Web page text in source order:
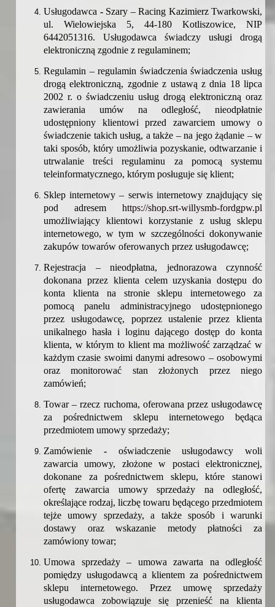
Usługodawca - Szary – Racing Kazimierz Twarkowski,
ul. Wielowiejska 5, 44-180 Kotliszowice, NIP
6442051316. Usługodawca świadczy usługi drogą
elektroniczną zgodnie z regulaminem;
Regulamin – regulamin świadczenia świadczenia usług
drogą elektroniczną, zgodnie z ustawą z dnia 18 lipca
2002 r. o świadczeniu usług drogą elektroniczną oraz
zawierania umów na odległość, nieodpłatnie
udostępniony klientowi przed zawarciem umowy o
świadczenie takich usług, a także – na jego żądanie – w
taki sposób, który umożliwia pozyskanie, odtwarzanie i
utrwalanie treści regulaminu za pomocą systemu
teleinformatycznego, którym posługuje się klient;
Sklep internetowy – serwis internetowy znajdujący się
pod adresem
https://shop.srt-willysmb-fordgpw.pl
umożliwiający klientowi korzystanie z usług sklepu
internetowego, w tym w szczególności dokonywanie
zakupów towarów oferowanych przez usługodawcę;
Rejestracja –
nieodpłatna, jednorazowa czynność
dokonana przez klienta celem uzyskania dostępu do
konta klienta na stronie sklepu internetowego za
pomocą panelu administracyjnego udostępnionego
przez usługodawcę, poprzez ustalenie przez klienta
unikalnego hasła i loginu dającego dostęp do konta
klienta, w którym to klient ma możliwość zarządzać w
każdym czasie swoimi danymi adresowo – osobowymi
oraz monitorować stan złożonych przez niego
zamówień;
Towar – rzecz ruchoma, oferowana przez usługodawcę
za pośrednictwem sklepu internetowego będąca
przedmiotem umowy sprzedaży;
Zamówienie -oświadczenie usługodawcy woli
zawarcia umowy, złożone w postaci elektronicznej,
dokonane za pośrednictwem sklepu, które stanowi
ofertę zawarcia umowy sprzedaży na odległość,
określające rodzaj, liczbę towaru będącego przedmiotem
tejże umowy sprzedaży, a także sposób i warunki
dostawy oraz wskazanie metody płatności za
zamówiony towar;
Umowa sprzedaży – umowa zawarta na odległość
pomiędzy usługodawcą a klientem za pośrednictwem
sklepu internetowego. Przez umowę sprzedaży
usługodawca zobowiązuje się przenieść na klienta